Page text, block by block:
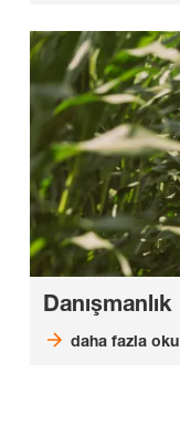
Danışmanlık
daha fazla oku